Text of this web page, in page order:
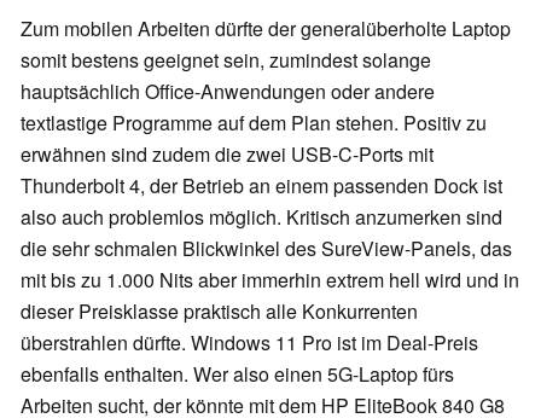
Zum mobilen Arbeiten dürfte der generalüberholte Laptop
somit bestens geeignet sein, zumindest solange
hauptsächlich Office-Anwendungen oder andere
textlastige Programme auf dem Plan stehen. Positiv zu
erwähnen sind zudem die zwei USB-C-Ports mit
Thunderbolt 4, der Betrieb an einem passenden Dock ist
also auch problemlos möglich. Kritisch anzumerken sind
die sehr schmalen Blickwinkel des SureView-Panels, das
mit bis zu 1.000 Nits aber immerhin extrem hell wird und in
dieser Preisklasse praktisch alle Konkurrenten
überstrahlen dürfte. Windows 11 Pro ist im Deal-Preis
ebenfalls enthalten. Wer also einen 5G-Laptop fürs
Arbeiten sucht, der könnte mit dem HP EliteBook 840 G8